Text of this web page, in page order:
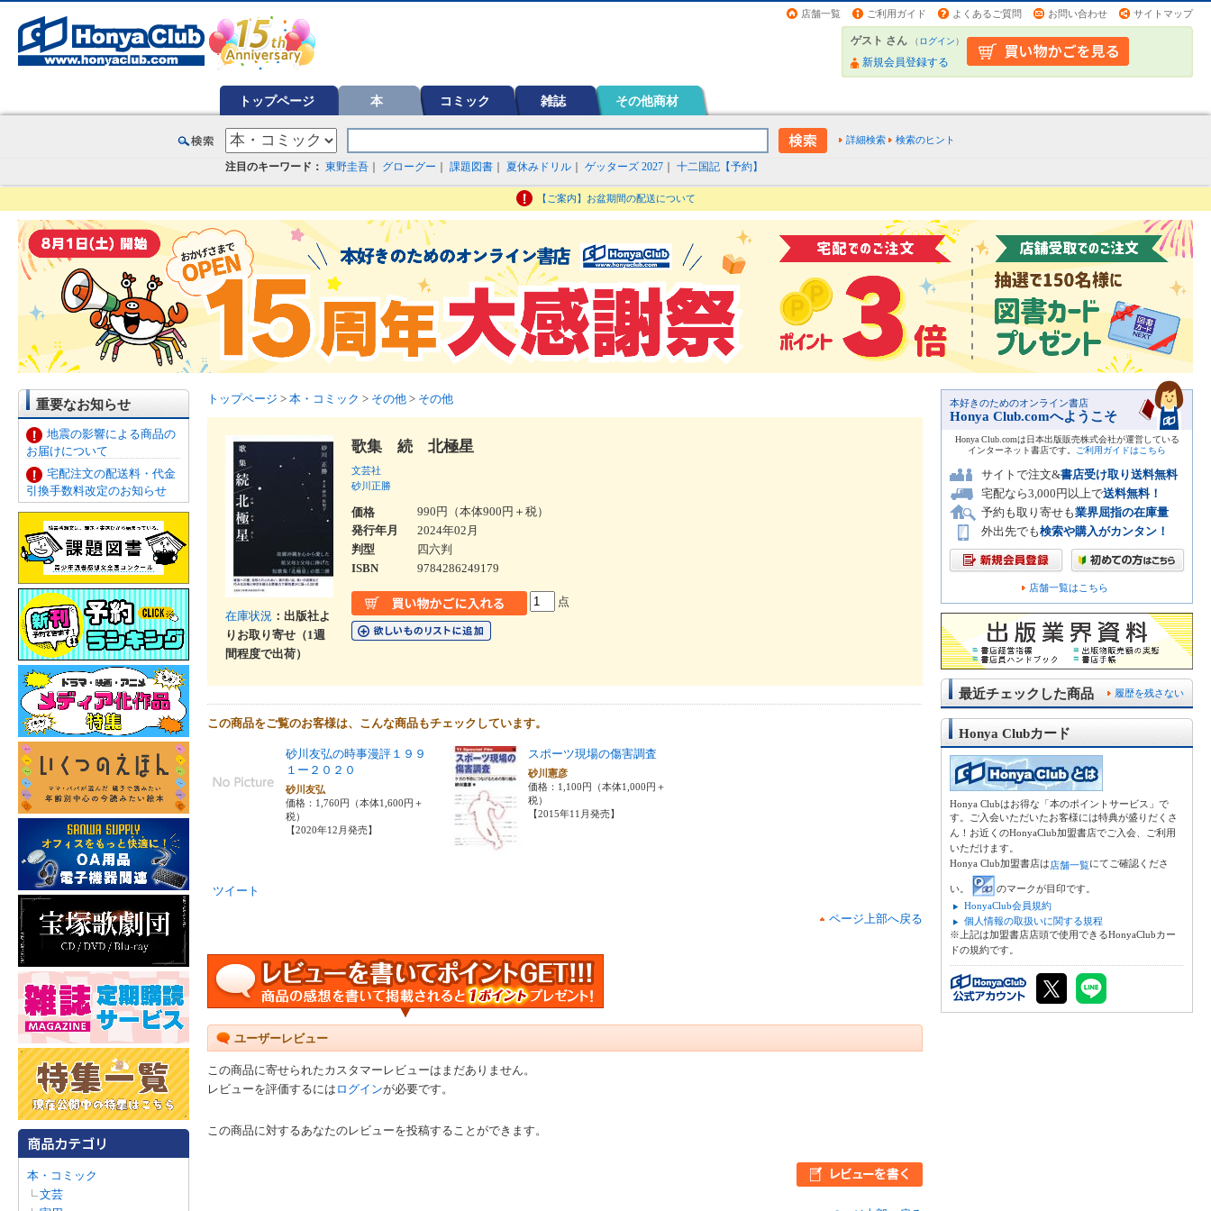
店舗一覧 ご利用ガイド よくあるご質問 お問い合わせ サイトマップ
ゲスト さん （ログイン）
新規会員登録する
トップページ 本 コミック 雑誌 その他商材
詳細検索 検索のヒント
注目のキーワード： 東野圭吾 グローグー 課題図書 夏休みドリル ゲッターズ 2027 十二国記【予約】
【ご案内】お盆期間の配送について
重要なお知らせ
地震の影響による商品の
お届けについて
宅配注文の配送料・代金
引換手数料改定のお知らせ
本・コミック
文芸
トップページ > 本・コミック > その他 > その他
在庫状況 ：出版社よ
りお取り寄せ（1週
間程度で出荷）
歌集 続 北極星
文芸社
砂川正勝
価格
990円（本体900円＋税）
発行年月
2024年02月
判型
四六判
ISBN
9784286249179
点
この商品をご覧のお客様は、こんな商品もチェックしています。
砂川友弘の時事漫評１９９
１ー２０２０
砂川友弘
価格：1,760円（本体1,600円＋
税）
【2020年12月発売】
スポーツ現場の傷害調査
砂川憲彦
価格：1,100円（本体1,000円＋
税）
【2015年11月発売】
ツイート
ページ上部へ戻る
ユーザーレビュー
この商品に寄せられたカスタマーレビューはまだありません。
レビューを評価するには ログインが必要です。
この商品に対するあなたのレビューを投稿することができます。
本好きのためのオンライン書店
Honya Club.comへようこそ
Honya Club.comは日本出版販売株式会社が運営している
インターネット書店です。
ご利用ガイドはこちら
サイトで注文&書店受け取り送料無料
宅配なら3,000円以上で送料無料！
予約も取り寄せも業界屈指の在庫量
外出先でも検索や購入がカンタン！
店舗一覧はこちら
履歴を残さない
最近チェックした商品
Honya Clubカード
Honya Clubはお得な「本のポイントサービス」で
す。ご入会いただいたお客様には特典が盛りだくさ
ん！お近くのHonyaClub加盟書店でご入会、ご利用
いただけます。
Honya Club加盟書店は店舗一覧にてご確認くださ
い。
のマークが目印です。
HonyaClub会員規約
個人情報の取扱いに関する規程
※上記は加盟書店店頭で使用できるHonyaClubカー
ドの規約です。